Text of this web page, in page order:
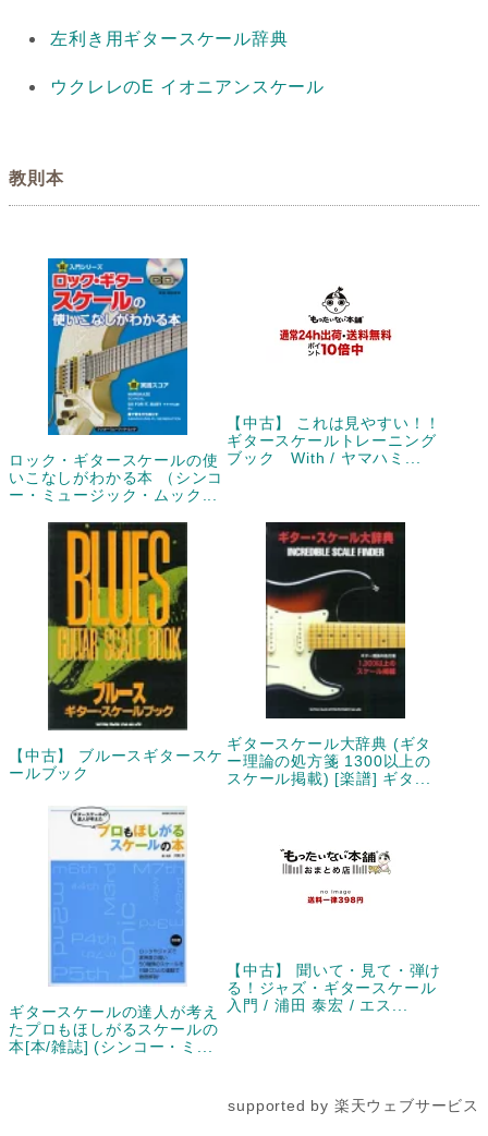
左利き用ギタースケール辞典
ウクレレのE イオニアンスケール
教則本
ロック・ギタースケールの使
いこなしがわかる本 （シンコ
ー・ミュージック・ムック...
【中古】 これは見やすい！！
ギタースケールトレーニング
ブック With / ヤマハミ...
【中古】 ブルースギタースケ
ールブック
ギタースケール大辞典 (ギタ
ー理論の処方箋 1300以上の
スケール掲載) [楽譜] ギタ...
ギタースケールの達人が考え
たプロもほしがるスケールの
本[本/雑誌] (シンコー・ミ...
【中古】 聞いて・見て・弾け
る！ジャズ・ギタースケール
入門 / 浦田 泰宏 / エス...
supported by 楽天ウェブサービス